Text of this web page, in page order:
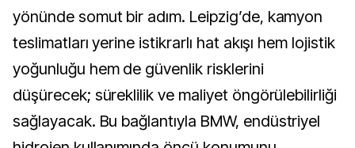
yönünde somut bir adım. Leipzig’de, kamyon
teslimatları yerine istikrarlı hat akışı hem lojistik
yoğunluğu hem de güvenlik risklerini
düşürecek; süreklilik ve maliyet öngörülebilirliği
sağlayacak. Bu bağlantıyla BMW, endüstriyel